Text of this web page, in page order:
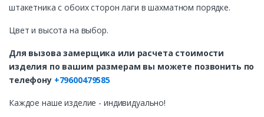
штакетника с обоих сторон лаги в шахматном порядке.
Цвет и высота на выбор.
Для вызова замерщика или расчета стоимости
изделия по вашим размерам вы можете позвонить по
телефону +79600479585
Каждое наше изделие - индивидуально!